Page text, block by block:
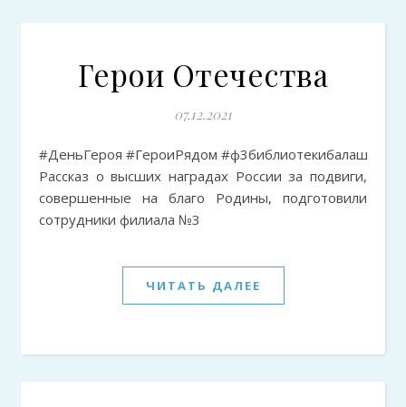
Герои Отечества
07.12.2021
#ДеньГероя #ГероиРядом #ф3библиотекибалашова #даты
Рассказ о высших наградах России за подвиги,
совершенные на благо Родины, подготовили
сотрудники филиала №3
ЧИТАТЬ ДАЛЕЕ